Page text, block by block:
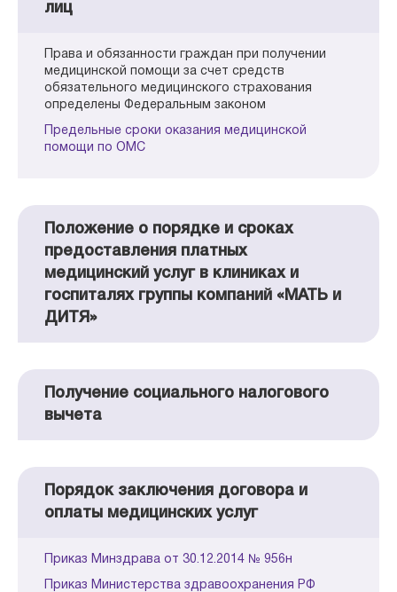
лиц
Права и обязанности граждан при получении
медицинской помощи за счет средств
обязательного медицинского страхования
определены Федеральным законом
Предельные сроки оказания медицинской
помощи по ОМС
Положение о порядке и сроках
предоставления платных
медицинский услуг в клиниках и
госпиталях группы компаний «МАТЬ и
ДИТЯ»
Получение социального налогового
вычета
Порядок заключения договора и
оплаты медицинских услуг
Приказ Минздрава от 30.12.2014 № 956н
Приказ Министерства здравоохранения РФ